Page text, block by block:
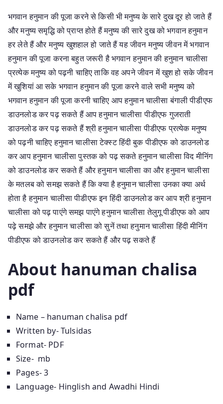
भगवान हनुमान की पूजा करने से किसी भी मनुष्य के सारे दुख दूर हो जाते हैं
और मनुष्य समृद्धि को प्राप्त होते हैं मनुष्य की सारे दुख को भगवान हनुमान
हर लेते हैं और मनुष्य खुशहाल हो जाते हैं यह जीवन मनुष्य जीवन में भगवान
हनुमान की पूजा करना बहुत जरूरी है भगवान हनुमान की हनुमान चालीसा
प्रत्येक मनुष्य को पढ़नी चाहिए ताकि वह अपने जीवन में खुश हो सके जीवन
में खुशियां आ सके भगवान हनुमान की पूजा करने वाले सभी मनुष्य को
भगवान हनुमान की पूजा करनी चाहिए आप हनुमान चालीसा बंगाली पीडीएफ
डाउनलोड कर पढ़ सकते हैं आप हनुमान चालीसा पीडीएफ गुजराती
डाउनलोड कर पढ़ सकते हैं श्री हनुमान चालीसा पीडीएफ प्रत्येक मनुष्य
को पढ़नी चाहिए हनुमान चालीसा टेक्स्ट हिंदी बुक पीडीएफ को डाउनलोड
कर आप हनुमान चालीसा पुस्तक को पढ़ सकते हनुमान चालीसा विद मीनिंग
को डाउनलोड कर सकते हैं और हनुमान चालीसा का और हनुमान चालीसा
के मतलब को समझ सकते हैं कि क्या है हनुमान चालीसा उनका क्या अर्थ
होता है हनुमान चालीसा पीडीएफ इन हिंदी डाउनलोड कर आप श्री हनुमान
चालीसा को पढ़ पाएंगे समझ पाएंगे हनुमान चालीसा तेलुगू पीडीएफ को आप
पढ़े समझे और हनुमान चालीसा को सुनें तथा हनुमान चालीसा हिंदी मीनिंग
पीडीएफ को डाउनलोड कर सकते हैं और पढ़ सकते हैं
About hanuman chalisa
pdf
Name – hanuman chalisa pdf
Written by- Tulsidas
Format- PDF
Size- mb
Pages- 3
Language- Hinglish and Awadhi Hindi